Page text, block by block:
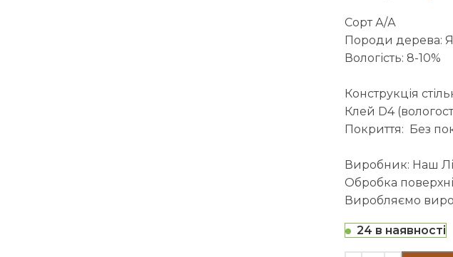
Сорт А/А
Породи дерева:
Вологість: 8-10%
Конструкція
Клей D4
Покриття: Без
Виробник: Наш
Обробка
Виробляємо
24 в наявності